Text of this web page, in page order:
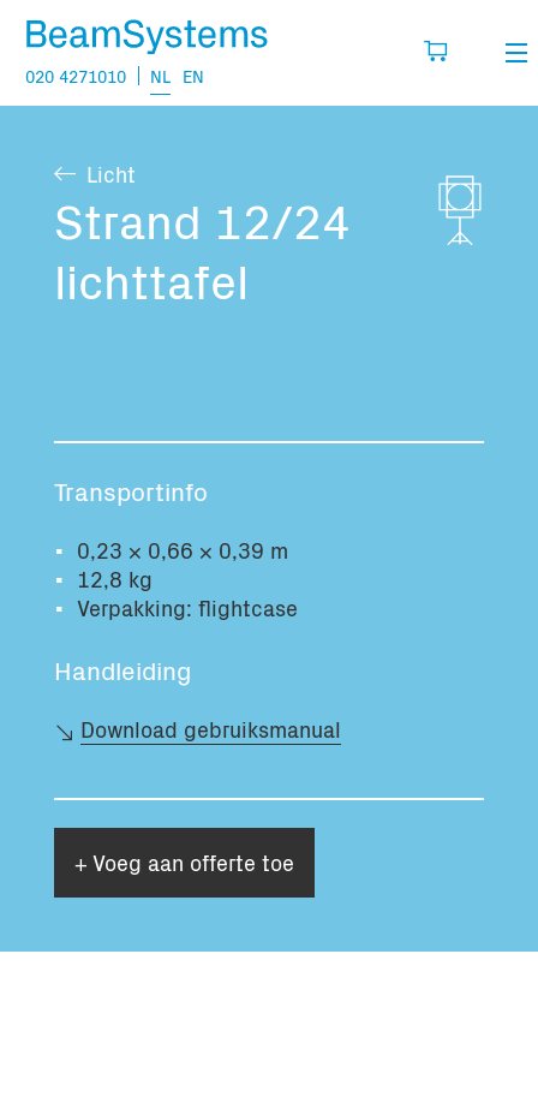
020 4271010 NL EN
Verkoop
Projecten
Vragen
Mijn wensenlijst
Vul hier de producten in die je denkt nodig
te hebben.
Transport informatie:
Totaal volume:
0.0m3
Licht
Strand 12/24
lichttafel
Transportinfo
0,23 × 0,66 × 0,39 m
12,8 kg
Verpakking: flightcase
Handleiding
Download gebruiksmanual
+ Voeg aan offerte toe